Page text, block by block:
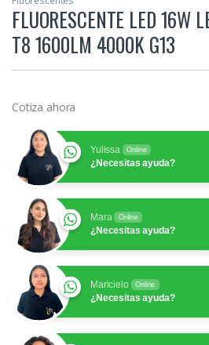
FLUORESCENTE LED 16W
T8 1600LM 4000K G13
Cotiza ahora
Yulissa Online
¿Necesitas ayuda?
Mara Online
¿Necesitas ayuda?
Maricielo Online
¿Necesitas ayuda?